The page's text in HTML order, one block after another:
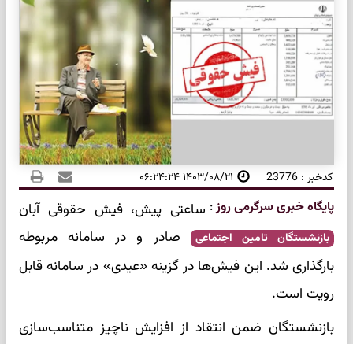
کدخبر : 23776 ۱۴۰۳/۰۸/۲۱ ۰۶:۲۴:۲۴
پایگاه خبری سرگرمی روز: ساعتی پیش، فیش حقوقی آبان
بازنشستگان تامین اجتماعی
صادر و در سامانه مربوطه
بارگذاری شد. این فیش‌ها در گزینه «عیدی» در سامانه قابل
رویت است.
بازنشستگان ضمن انتقاد از افزایش ناچیز متناسب‌سازی